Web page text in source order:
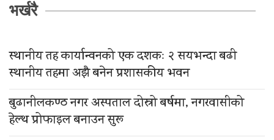
भर्खरै
स्थानीय तह कार्यान्वनको एक दशकः २ सयभन्दा बढी
स्थानीय तहमा अझै बनेन प्रशासकीय भवन
बुढानीलकण्ठ नगर अस्पताल दोस्रो बर्षमा, नगरवासीको
हेल्थ प्रोफाइल बनाउन सुरू